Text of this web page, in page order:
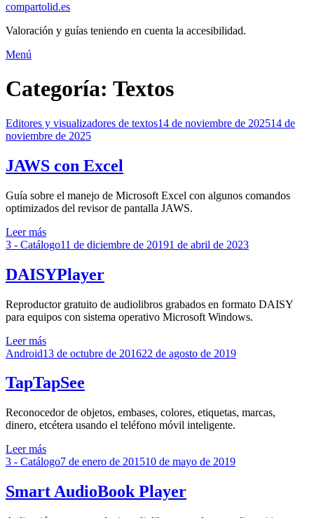
compartolid.es
Valoración y guías teniendo en cuenta la accesibilidad.
Saltar
contenido
Menú
Categoría: Textos
Editores y visualizadores de textosPublicado
14 de noviembre de 202514 de
noviembre de 2025
JAWS con Excel
Guía sobre el manejo de Microsoft Excel con algunos comandos
optimizados del revisor de pantalla JAWS.
Leer más
3 - CatálogoPublicado
11 de diciembre de 20191 de abril de 2023
DAISYPlayer
Reproductor gratuito de audiolibros grabados en formato DAISY
para equipos con sistema operativo Microsoft Windows.
Leer más
AndroidPublicado
13 de octubre de 201622 de agosto de 2019
TapTapSee
Reconocedor de objetos, embases, colores, etiquetas, marcas,
dinero, etcétera usando el teléfono móvil inteligente.
Leer más
3 - CatálogoPublicado
7 de enero de 201510 de mayo de 2019
Smart AudioBook Player